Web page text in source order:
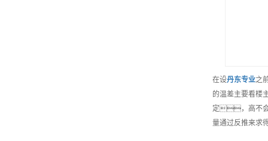
在设丹东专业之
的温差主要看
定，高不
量通过反推来